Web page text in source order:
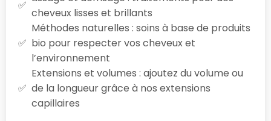
cheveux lisses et brillants
Méthodes naturelles : soins à base de produits
bio pour respecter vos cheveux et
l’environnement
Extensions et volumes : ajoutez du volume ou
de la longueur grâce à nos extensions
capillaires